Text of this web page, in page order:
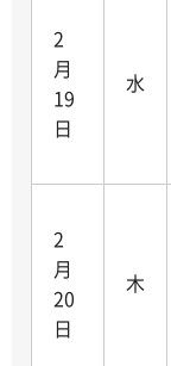
2
月
19
日
水
2
月
20
日
木